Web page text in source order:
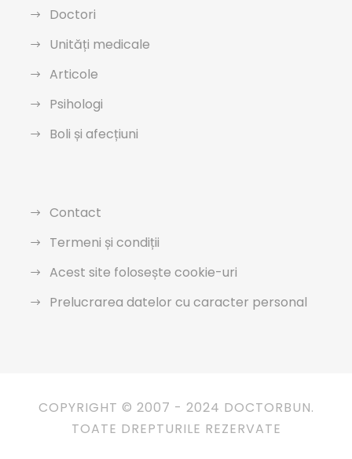
Doctori
Unități medicale
Articole
Psihologi
Boli și afecțiuni
Contact
Termeni și condiții
Acest site folosește cookie-uri
Prelucrarea datelor cu caracter personal
COPYRIGHT © 2007 - 2024 DOCTORBUN.
TOATE DREPTURILE REZERVATE